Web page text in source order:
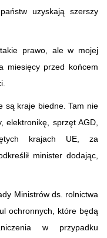
uzyskają szerszy
prawo, ale w mojej
miesięcy przed końcem
są kraje biedne. Tam nie
elektronikę, sprzęt AGD,
krajach UE, za
minister dodając,
Ministrów ds. rolnictwa
ochronnych, które będą
w przypadku